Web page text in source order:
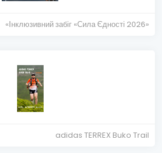
«Інклюзивний забіг «Сила Єдності 2026»
adidas TERREX Buko Trail